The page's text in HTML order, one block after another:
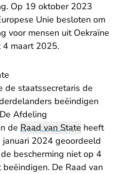
Op 19 oktober 2023
Unie besloten om
voor mensen uit Oekraïne
maart 2025.
de staatssecretaris de
beëindigen
Afdeling
de Raad van State heeft
2024 geoordeeld
bescherming niet op 4
De Raad van